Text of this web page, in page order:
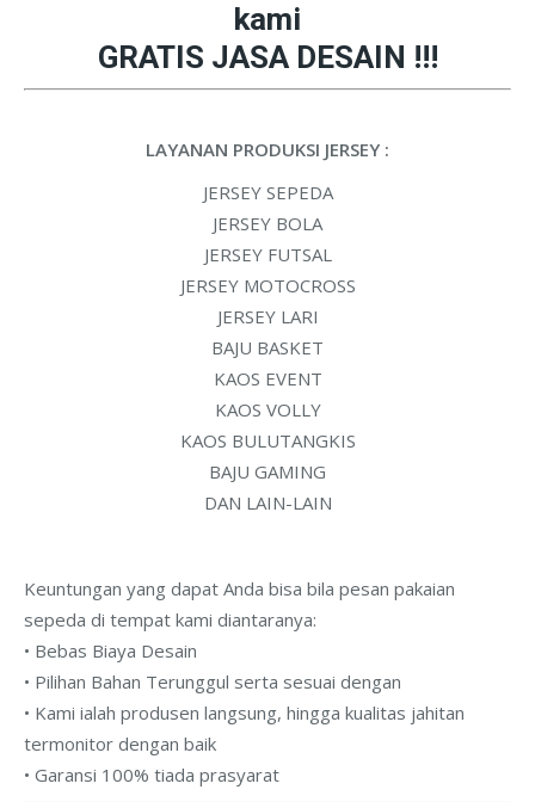
kami
GRATIS JASA DESAIN !!!
LAYANAN PRODUKSI JERSEY :
JERSEY SEPEDA
JERSEY BOLA
JERSEY FUTSAL
JERSEY MOTOCROSS
JERSEY LARI
BAJU BASKET
KAOS EVENT
KAOS VOLLY
KAOS BULUTANGKIS
BAJU GAMING
DAN LAIN-LAIN
Keuntungan yang dapat Anda bisa bila pesan pakaian
sepeda di tempat kami diantaranya:
• Bebas Biaya Desain
• Pilihan Bahan Terunggul serta sesuai dengan
• Kami ialah produsen langsung, hingga kualitas jahitan
termonitor dengan baik
• Garansi 100% tiada prasyarat